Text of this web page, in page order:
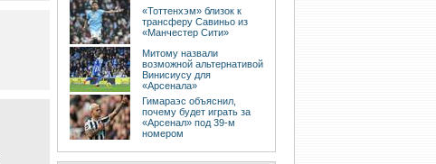
«Тоттенхэм» близок к
трансферу Савиньо из
«Манчестер Сити»
Митому назвали
возможной альтернативой
Винисиусу для
«Арсенала»
Гимараэс объяснил,
почему будет играть за
«Арсенал» под 39-м
номером